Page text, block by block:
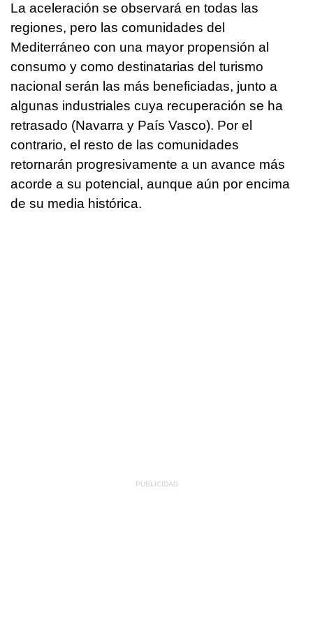
La aceleración se observará en todas las
regiones, pero las comunidades del
Mediterráneo con una mayor propensión al
consumo y como destinatarias del turismo
nacional serán las más beneficiadas, junto a
algunas industriales cuya recuperación se ha
retrasado (Navarra y País Vasco). Por el
contrario, el resto de las comunidades
retornarán progresivamente a un avance más
acorde a su potencial, aunque aún por encima
de su media histórica.